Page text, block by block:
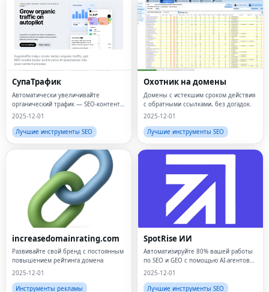
СупаТрафик
Автоматически увеличивайте
органический трафик — SEO-контент и
обратные ссылки, даже пока вы
2025-12-01
Лучшие инструменты SEO
Охотник на домены
Домены с истекшим сроком действия
с обратными ссылками, без догадок.
2025-12-01
Лучшие инструменты SEO
increasedomainrating.com
Развивайте свой бренд с постоянным
повышением рейтинга домена
2025-12-01
Инструменты рекламы
SpotRise ИИ
Автоматизируйте 80% вашей работы
по SEO и GEO с помощью AI-агентов
SpotRise.
2025-12-01
Лучшие инструменты SEO